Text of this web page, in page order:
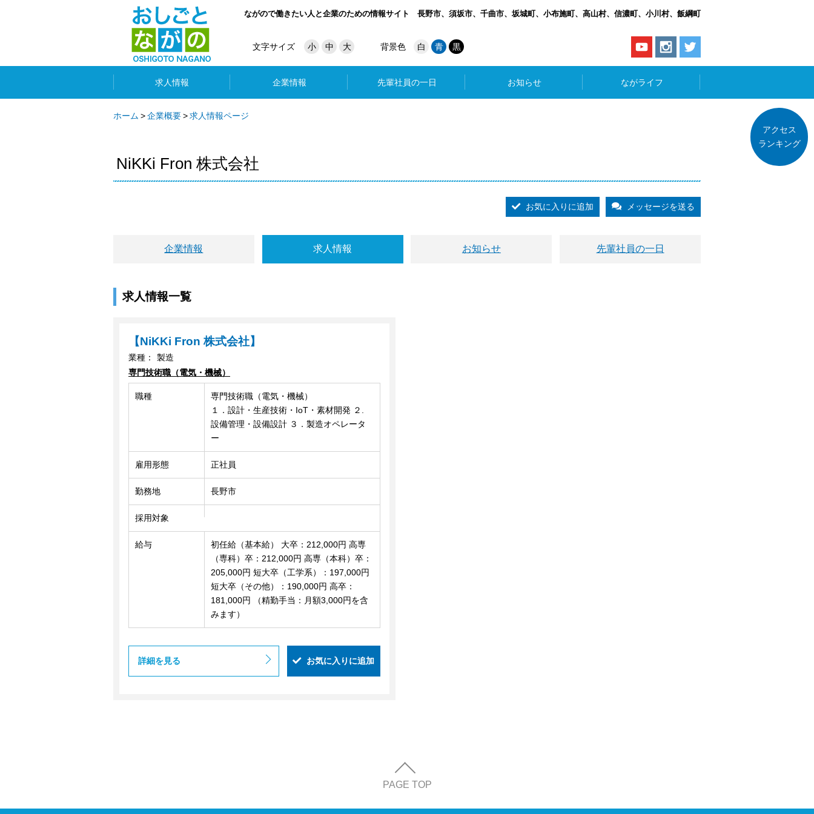
ながので働きたい人と企業のための情報サイト 長野市、須坂市、千曲市、坂城町、小布施町、高山村、信濃町、小川村、飯綱町
文字サイズ 小 中 大 背景色 白 青 黒
求人情報 企業情報 先輩社員の一日 お知らせ ながライフ
ホーム 企業概要 求人情報ページ
NiKKi Fron 株式会社
お気に入りに追加 メッセージを送る
企業情報 求人情報 お知らせ 先輩社員の一日
求人情報一覧
【NiKKi Fron 株式会社】
業種：
製造
専門技術職（電気・機械）
職種
専門技術職（電気・機械）
１．設計・生産技術・IoT・素材開発 ２.
設備管理・設備設計 ３．製造オペレータ
ー
雇用形態 正社員
勤務地 長野市
採用対象
給与
初任給（基本給） 大卒：212,000円 高専
（専科）卒：212,000円 高専（本科）卒：
205,000円 短大卒（工学系）：197,000円
短大卒（その他）：190,000円 高卒：
181,000円 （精勤手当：月額3,000円を含
みます）
詳細を見る お気に入りに追加
アクセス
ランキング
PAGE TOP